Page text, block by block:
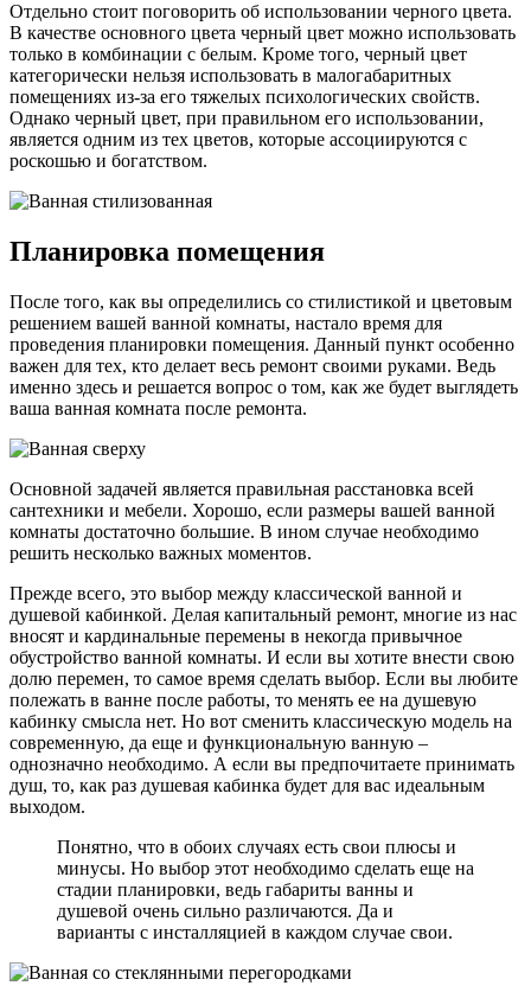
Отдельно стоит поговорить об использовании черного цвета.
В качестве основного цвета черный цвет можно использовать
только в комбинации с белым. Кроме того, черный цвет
категорически нельзя использовать в малогабаритных
помещениях из-за его тяжелых психологических свойств.
Однако черный цвет, при правильном его использовании,
является одним из тех цветов, которые ассоциируются с
роскошью и богатством.
Планировка помещения
После того, как вы определились со стилистикой и цветовым
решением вашей ванной комнаты, настало время для
проведения планировки помещения. Данный пункт особенно
важен для тех, кто делает весь ремонт своими руками. Ведь
именно здесь и решается вопрос о том, как же будет выглядеть
ваша ванная комната после ремонта.
Основной задачей является правильная расстановка всей
сантехники и мебели. Хорошо, если размеры вашей ванной
комнаты достаточно большие. В ином случае необходимо
решить несколько важных моментов.
Прежде всего, это выбор между классической ванной и
душевой кабинкой. Делая капитальный ремонт, многие из нас
вносят и кардинальные перемены в некогда привычное
обустройство ванной комнаты. И если вы хотите внести свою
долю перемен, то самое время сделать выбор. Если вы любите
полежать в ванне после работы, то менять ее на душевую
кабинку смысла нет. Но вот сменить классическую модель на
современную, да еще и функциональную ванную –
однозначно необходимо. А если вы предпочитаете принимать
душ, то, как раз душевая кабинка будет для вас идеальным
выходом.
Понятно, что в обоих случаях есть свои плюсы и
минусы. Но выбор этот необходимо сделать еще на
стадии планировки, ведь габариты ванны и
душевой очень сильно различаются. Да и
варианты с инсталляцией в каждом случае свои.